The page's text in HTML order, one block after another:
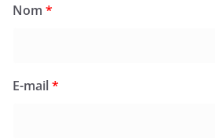
Nom *
E-mail*